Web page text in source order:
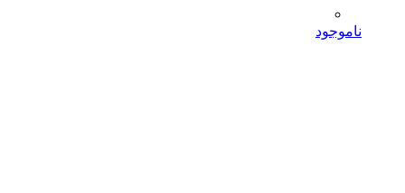
ناموجود